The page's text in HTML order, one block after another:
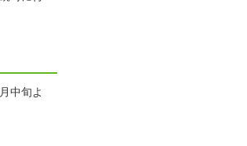
中旬よ